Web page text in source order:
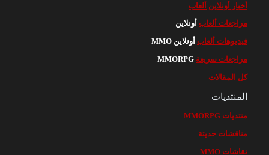
أخبار أونلاين ألعاب
مراجعات ألعاب أونلاين
فيديوهات ألعاب أونلاين MMO
مراجعات سريعة
كل المقالات
المنتديات
منتديات MMORPG
مناقشات حديثة
نقاشات MMO